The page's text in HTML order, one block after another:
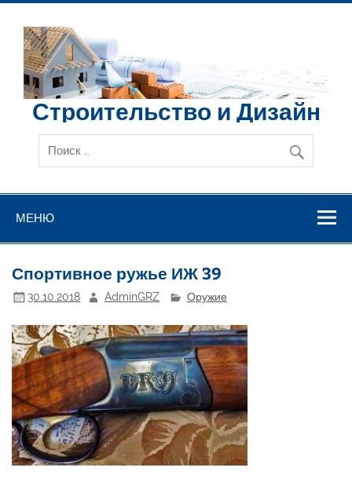
Перейти
содержимому
Строительство и Дизайн
МЕНЮ
Спортивное ружье ИЖ 39
30.10.2018 AdminGRZ Оружие